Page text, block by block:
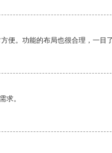
便。功能的布局也很合理，一目了
求。